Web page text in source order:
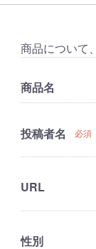
商品について
商品名
投稿者名 必須
URL
性別